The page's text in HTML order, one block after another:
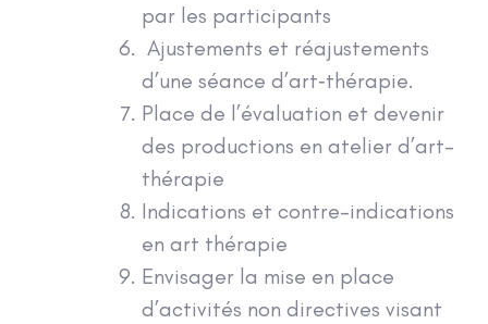
par les participants
Ajustements et réajustements
d’une séance d’art‐thérapie.
Place de l’évaluation et devenir
des productions en atelier d’art-
thérapie
Indications et contre-indications
en art thérapie
Envisager la mise en place
d’activités non directives visant